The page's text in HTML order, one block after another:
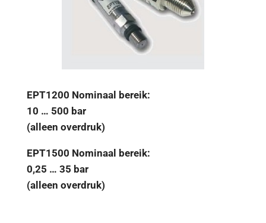
EPT1200 Nominaal bereik:
10 … 500 bar
(alleen overdruk)
EPT1500 Nominaal bereik:
0,25 … 35 bar
(alleen overdruk)